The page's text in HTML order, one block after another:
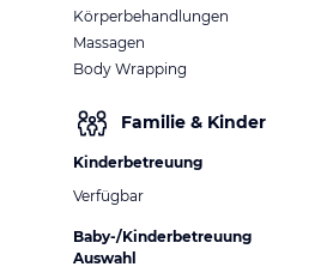
Körperbehandlungen
Massagen
Body Wrapping
Familie & Kinder
Kinderbetreuung
Verfügbar
Baby-/Kinderbetreuung
Auswahl